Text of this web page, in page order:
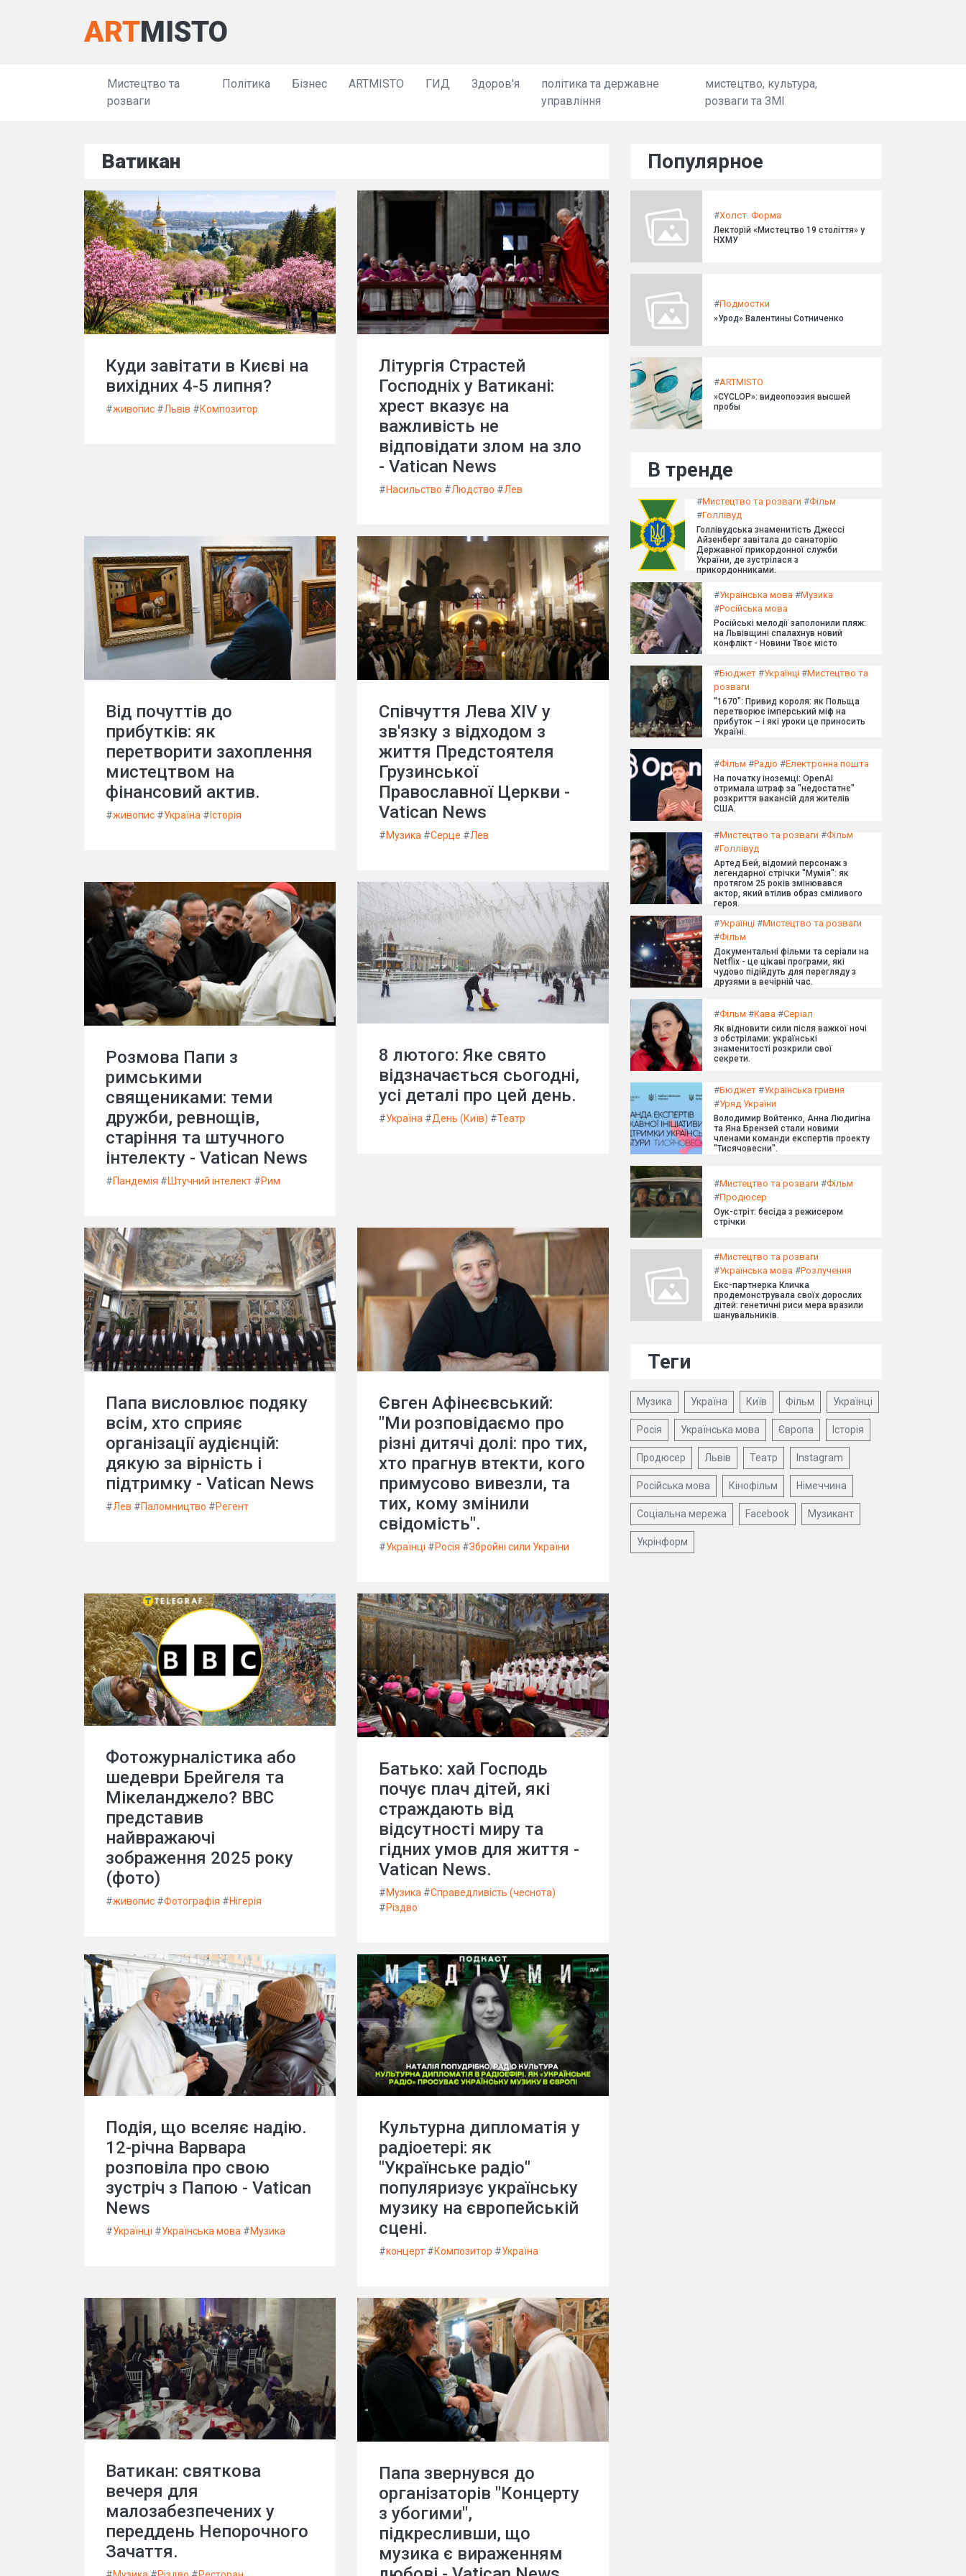
ARTMISTO
Мистецтво та
розваги
Політика Бізнес ARTMISTO ГИД Здоров'я
політика та державне
управління
мистецтво, культура,
розваги та ЗМІ
Ватикан
Куди завітати в Києві на
вихідних 4-5 липня?
#живопис #Львів #Композитор
Літургія Страстей
Господніх у Ватикані:
хрест вказує на
важливість не
відповідати злом на зло
- Vatican News
#Насильство #Людство #Лев
Від почуттів до
прибутків: як
перетворити захоплення
мистецтвом на
фінансовий актив.
#живопис #Україна # Історія
Співчуття Лева XIV у
зв'язку з відходом з
життя Предстоятеля
Грузинської
Православної Церкви -
Vatican News
#Музика #Серце #Лев
Розмова Папи з
римськими
священиками: теми
дружби, ревнощів,
старіння та штучного
інтелекту - Vatican News
#Пандемія #Штучний інтелект #Рим
8 лютого: Яке свято
відзначається сьогодні,
усі деталі про цей день.
#Україна #День (Київ) #Театр
Папа висловлює подяку
всім, хто сприяє
організації аудієнцій:
дякую за вірність і
підтримку - Vatican News
#Лев #Паломництво #Регент
Євген Афінеєвський:
"Ми розповідаємо про
різні дитячі долі: про тих,
хто прагнув втекти, кого
примусово вивезли, та
тих, кому змінили
свідомість".
#Українці #Росія #Збройні сили України
Фотожурналістика або
шедеври Брейгеля та
Мікеланджело? BBC
представив
найвражаючі
зображення 2025 року
(фото)
#живопис #Фотографія #Нігерія
Батько: хай Господь
почує плач дітей, які
страждають від
відсутності миру та
гідних умов для життя -
Vatican News.
#Музика #Справедливість (чеснота)
#Різдво
Подія, що вселяє надію.
12-річна Варвара
розповіла про свою
зустріч з Папою - Vatican
News
#Українці #Українська мова #Музика
Культурна дипломатія у
радіоетері: як
"Українське радіо"
популяризує українську
музику на європейській
сцені.
#концерт #Композитор #Україна
Ватикан: святкова
вечеря для
малозабезпечених у
переддень Непорочного
Зачаття.
Папа звернувся до
організаторів "Концерту
з убогими",
підкресливши, що
музика є вираженням
Популярное
#Холст. Форма
Лекторій «Мистецтво 19 століття» у
НХМУ
#Подмостки
»Урод» Валентины Сотниченко
#ARTMISTO
»CYCLOP»: видеопоэзия высшей
пробы
В тренде
#Мистецтво та розваги #Фільм
#Голлівуд
Голлівудська знаменитість Джессі
Айзенберг завітала до санаторію
Державної прикордонної служби
України, де зустрілася з
прикордонниками.
#Українська мова #Музика
#Російська мова
Російські мелодії заполонили пляж:
на Львівщині спалахнув новий
конфлікт - Новини Твоє місто
#Бюджет #Українці #Мистецтво та
розваги
"1670": Привид короля: як Польща
перетворює імперський міф на
прибуток – і які уроки це приносить
Україні.
#Фільм #Радіо #Електронна пошта
На початку іноземці: OpenAI
отримала штраф за "недостатнє"
розкриття вакансій для жителів
США.
#Мистецтво та розваги #Фільм
#Голлівуд
Артед Бей, відомий персонаж з
легендарної стрічки "Мумія": як
протягом 25 років змінювався
актор, який втілив образ сміливого
героя.
#Українці #Мистецтво та розваги
#Фільм
Документальні фільми та серіали на
Netflix - це цікаві програми, які
чудово підійдуть для перегляду з
друзями в вечірній час.
#Фільм #Кава #Серіал
Як відновити сили після важкої ночі
з обстрілами: українські
знаменитості розкрили свої
секрети.
#Бюджет #Українська гривня
#Уряд України
Володимир Войтенко, Анна Людигіна
та Яна Брензей стали новими
членами команди експертів проекту
"Тисячовесни".
#Мистецтво та розваги #Фільм
#Продюсер
Оук-стріт: бесіда з режисером
стрічки
#Мистецтво та розваги
#Українська мова #Розлучення
Екс-партнерка Кличка
продемонструвала своїх дорослих
дітей: генетичні риси мера вразили
шанувальників.
Теги
Музика Україна Київ Фільм Українці
Росія Українська мова Європа Історія
Продюсер Львів Театр Instagram
Російська мова Кінофільм Німеччина
Соціальна мережа Facebook Музикант
Укрінформ